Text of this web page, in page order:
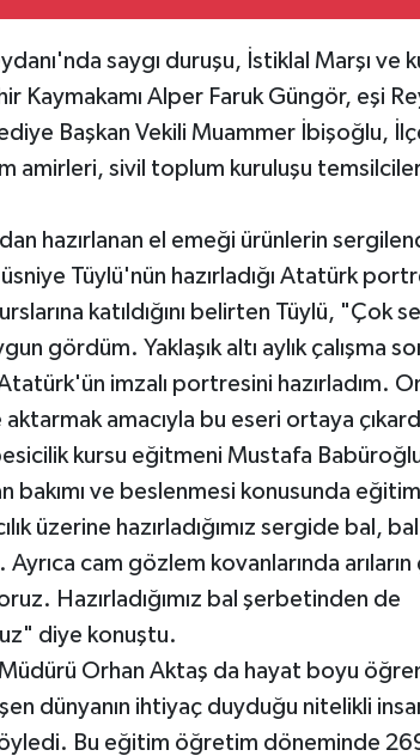
saygı duruşu, İstiklal Marşı ve
Kaymakamı Alper Faruk Güngör, eşi
Başkan Vekili Muammer İbişoğlu,
amirleri, sivil toplum kuruluşu
hazırlanan el emeği ürünlerin
Tüylü'nün hazırladığı Atatürk
katıldığını belirten Tüylü, "Çok
gördüm. Yaklaşık altı aylık çalışma
imzalı portresini hazırladım.
amacıyla bu eseri ortaya
kursu eğitmeni Mustafa
bakımı ve beslenmesi konusunda
üzerine hazırladığımız sergide bal,
cam gözlem kovanlarında arıların
Hazırladığımız bal şerbetinden de
diye konuştu.
Orhan Aktaş da hayat boyu
dünyanın ihtiyaç duyduğu nitelikli
Bu eğitim öğretim döneminde